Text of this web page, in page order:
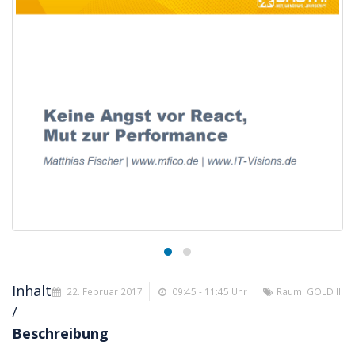
22. Februar 2017 09:45 - 11:45 Uhr Raum: GOLD III
Inhalt
/
Beschreibung